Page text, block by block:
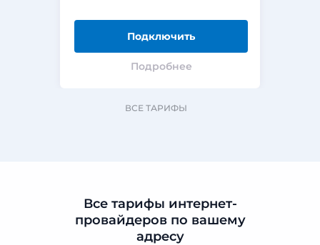
Подключить
Подробнее
ВСЕ ТАРИФЫ
Все тарифы интернет-
провайдеров по вашему
адресу